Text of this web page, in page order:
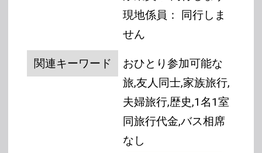
現地係員： 同行しま
せん
関連キーワード
おひとり参加可能な
旅,友人同士,家族旅行,
夫婦旅行,歴史,1名1室
同旅行代金,バス相席
なし